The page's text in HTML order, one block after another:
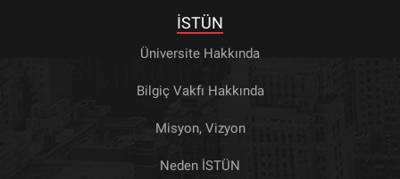
İSTÜN
Üniversite Hakkında
Bilgiç Vakfı Hakkında
Misyon, Vizyon
Neden İSTÜN